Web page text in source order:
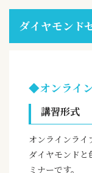
ダイヤモンド
◆オンライ
講習形式
オンラインライ
ダイヤモンドと
ミナーです。